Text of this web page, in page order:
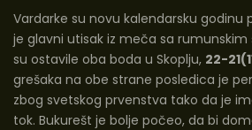
Vardarke su novu kalendarsku
je glavni utisak iz meča sa
su ostavile oba boda u Skoplju, 22-
grešaka na obe strane posledica je
zbog svetskog prvenstva tako da je
tok. Bukurešt je bolje počeo, da bi